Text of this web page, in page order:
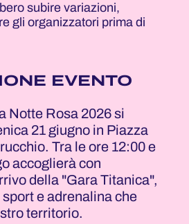
subire variazioni,
gli organizzatori prima di
EVENTO
Notte Rosa 2026 si
21 giugno in Piazza
Tra le ore 12:00 e
accoglierà con
della "Gara Titanica",
e adrenalina che
territorio.